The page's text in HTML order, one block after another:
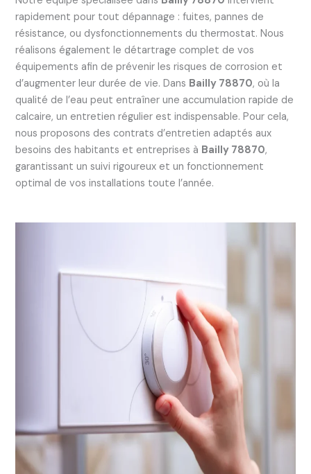
rapidement pour tout dépannage : fuites, pannes de
résistance, ou dysfonctionnements du thermostat. Nous
réalisons également le détartrage complet de vos
équipements afin de prévenir les risques de corrosion et
d’augmenter leur durée de vie. Dans Bailly 78870, où la
qualité de l’eau peut entraîner une accumulation rapide de
calcaire, un entretien régulier est indispensable. Pour cela,
nous proposons des contrats d’entretien adaptés aux
besoins des habitants et entreprises à Bailly 78870,
garantissant un suivi rigoureux et un fonctionnement
optimal de vos installations toute l’année.